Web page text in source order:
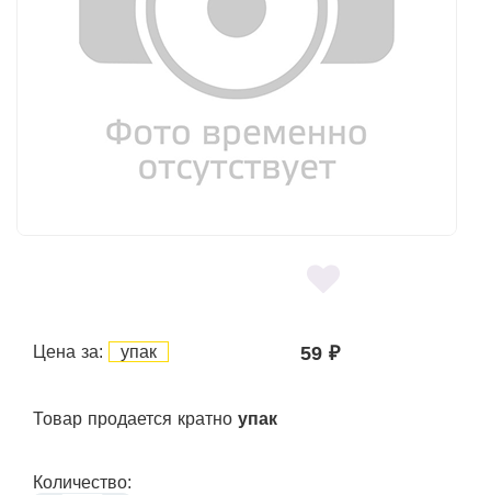
Цена за: упак 59 ₽
Товар продается кратно упак
Количество: